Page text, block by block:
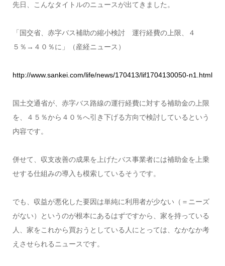
先日、こんなタイトルのニュースが出てきました。
「国交省、赤字バス補助の縮小検討 運行経費の上限、４
５％→４０％に」（産経ニュース）
http://www.sankei.com/life/news/170413/lif1704130050-n1.html
国土交通省が、赤字バス路線の運行経費に対する補助金の上限
を、４５％から４０％へ引き下げる方向で検討しているという
内容です。
併せて、収支改善の成果を上げたバス事業者には補助金を上乗
せする仕組みの導入も模索しているそうです。
でも、収益が悪化した要因は単純に利用者が少ない（＝ニーズ
がない）というのが根本にあるはずですから、家を持っている
人、家をこれから買おうとしている人にとっては、なかなか考
えさせられるニュースです。